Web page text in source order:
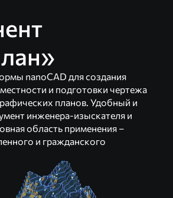
nanoCAD для создания
и подготовки чертежа
планов. Удобный и
инженера-изыскателя и
область применения –
и гражданского